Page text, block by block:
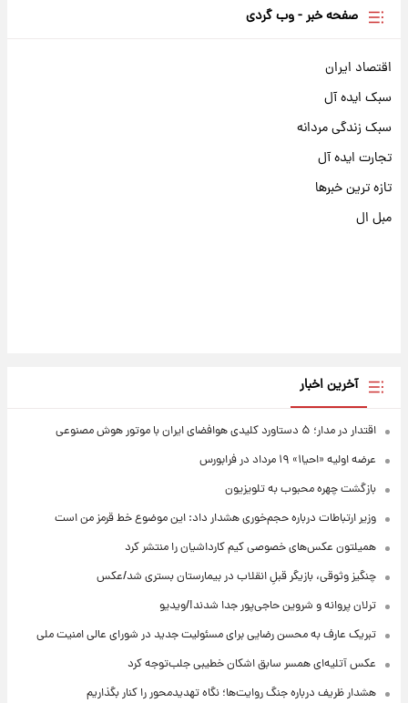
صفحه خبر - وب گردی
اقتصاد ایران
سبک ایده آل
سبک زندگی مردانه
تجارت ایده آل
تازه ترین خبرها
مبل ال
آخرین اخبار
اقتدار در مدار؛ ۵ دستاورد کلیدی هوافضای ایران با موتور هوش مصنوعی
عرضه اولیه «احیا۱» ۱۹ مرداد در فرابورس
بازگشت چهره محبوب به تلویزیون
وزیر ارتباطات درباره حجم‌خوری هشدار داد: این موضوع خط قرمز من است
همیلتون عکس‌های خصوصی کیم‌ کارداشیان را منتشر کرد
چنگیز وثوقی، بازیگر قبلِ انقلاب در بیمارستان بستری شد/عکس
ترلان پروانه و شروین حاجی‌پور جدا شدند!/ویدیو
تبریک عارف به محسن رضایی برای مسئولیت جدید در شورای عالی امنیت ملی
عکس‌ آتلیه‌ای همسر سابق اشکان خطیبی جلب‌توجه کرد
هشدار ظریف درباره جنگ روایت‌ها؛ نگاه تهدیدمحور را کنار بگذاریم